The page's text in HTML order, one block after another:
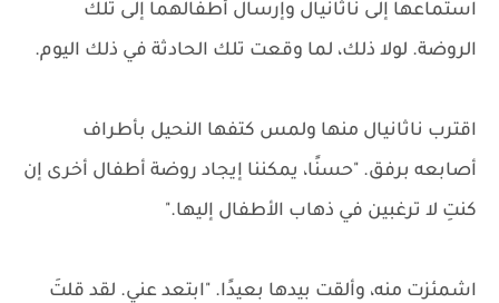
استماعها إلى ناثانيال وإرسال أطفالهما إلى تلك
الروضة. لولا ذلك، لما وقعت تلك الحادثة في ذلك اليوم.
اقترب ناثانيال منها ولمس كتفها النحيل بأطراف
أصابعه برفق. "حسنًا، يمكننا إيجاد روضة أطفال أخرى إن
كنتِ لا ترغبين في ذهاب الأطفال إليها."
اشمئزت منه، وألقت بيدها بعيدًا. "ابتعد عني. لقد قلتَ